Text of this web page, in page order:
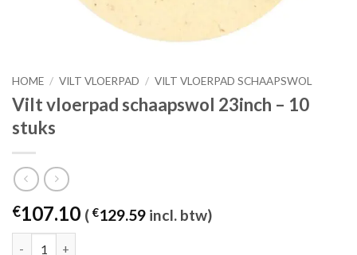
HOME / VILT VLOERPAD / VILT VLOERPAD SCHAAPSWOL
Vilt vloerpad schaapswol 23inch – 10
stuks
€107.10 ( €129.59 incl. btw)